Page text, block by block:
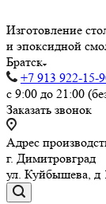
Изготовление
и эпоксидной
Братск
+7 913 922-15-
с 9:00 до 21:00
Заказать звонок
Адрес
г. Димитровград
ул. Куйбышева, д